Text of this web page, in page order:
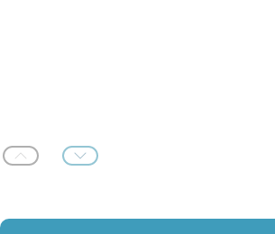
Précédent Suivant